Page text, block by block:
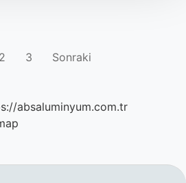
2 3 Sonraki
absaluminyum.com.tr